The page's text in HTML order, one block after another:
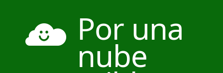
Por una
nube